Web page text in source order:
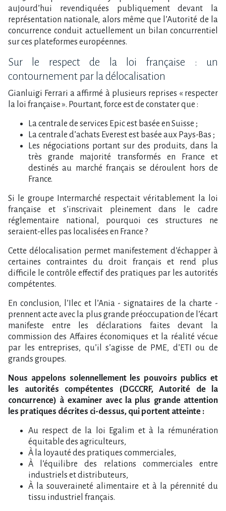
aujourd’hui revendiquées publiquement devant la
représentation nationale, alors même que l’Autorité de la
concurrence conduit actuellement un bilan concurrentiel
sur ces plateformes européennes.
Sur le respect de la loi française : un
contournement par la délocalisation
Gianluigi Ferrari a affirmé à plusieurs reprises « respecter
la loi française ». Pourtant, force est de constater que :
La centrale de services Epic est basée en Suisse ;
La centrale d’achats Everest est basée aux Pays-Bas ;
Les négociations portant sur des produits, dans la
très grande majorité transformés en France et
destinés au marché français se déroulent hors de
France.
Si le groupe Intermarché respectait véritablement la loi
française et s’inscrivait pleinement dans le cadre
réglementaire national, pourquoi ces structures ne
seraient-elles pas localisées en France ?
Cette délocalisation permet manifestement d’échapper à
certaines contraintes du droit français et rend plus
difficile le contrôle effectif des pratiques par les autorités
compétentes.
En conclusion, l’Ilec et l’Ania - signataires de la charte -
prennent acte avec la plus grande préoccupation de l’écart
manifeste entre les déclarations faites devant la
commission des Affaires économiques et la réalité vécue
par les entreprises, qu’il s’agisse de PME, d’ETI ou de
grands groupes.
Nous appelons solennellement les pouvoirs publics et
les autorités compétentes (DGCCRF, Autorité de la
concurrence) à examiner avec la plus grande attention
les pratiques décrites ci-dessus, qui portent atteinte :
Au respect de la loi Egalim et à la rémunération
équitable des agriculteurs,
À la loyauté des pratiques commerciales,
À l’équilibre des relations commerciales entre
industriels et distributeurs,
À la souveraineté alimentaire et à la pérennité du
tissu industriel français.